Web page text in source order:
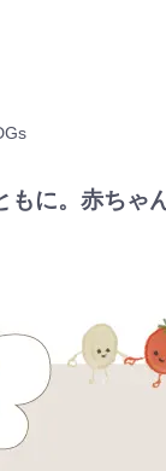
もに。赤ちゃ